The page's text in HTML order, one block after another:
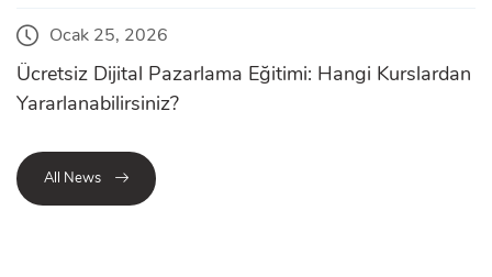
Ocak 25, 2026
Ücretsiz Dijital Pazarlama Eğitimi: Hangi Kurslardan
Yararlanabilirsiniz?
All News